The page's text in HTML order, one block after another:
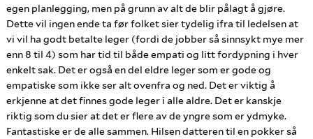
egen planlegging, men på grunn av alt de blir pålagt å gjøre.
Dette vil ingen ende ta før folket sier tydelig ifra til ledelsen at
vi vil ha godt betalte leger (fordi de jobber så sinnsykt mye mer
enn 8 til 4) som har tid til både empati og litt fordypning i hver
enkelt sak. Det er også en del eldre leger som er gode og
empatiske som ikke ser alt ovenfra og ned. Det er viktig å
erkjenne at det finnes gode leger i alle aldre. Det er kanskje
riktig som du sier at det er flere av de yngre som er ydmyke.
Fantastiske er de alle sammen. Hilsen datteren til en pokker så